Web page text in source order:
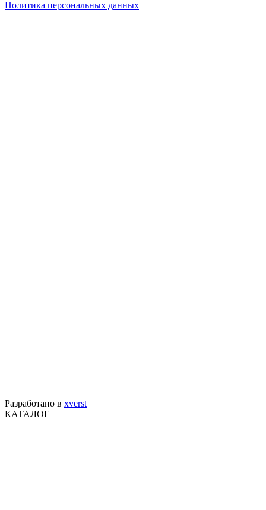
Политика персональных данных
Разработано в xverst
КАТАЛОГ